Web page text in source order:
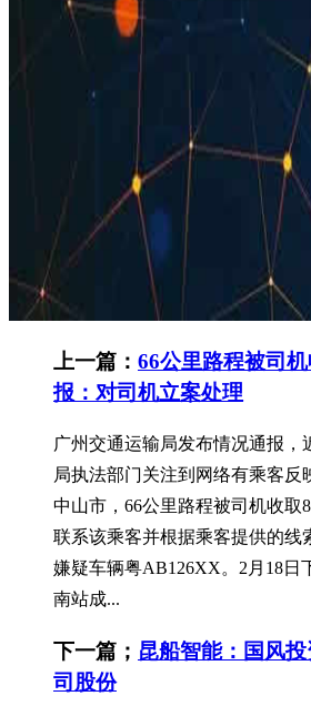
上一篇： 66公里路程被司
报：对司机立案处理
广州交通运输局发布情况通报，
局执法部门关注到网络有乘客反
中山市，66公里路程被司机收取
联系该乘客并根据乘客提供的线
嫌疑车辆粤AB126XX。2月18日
南站成...
下一篇； 昆船智能：国风
司股份